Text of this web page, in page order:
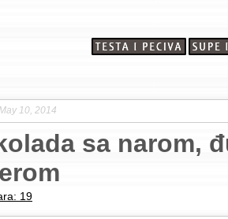
10, 2014
sa narom,
19